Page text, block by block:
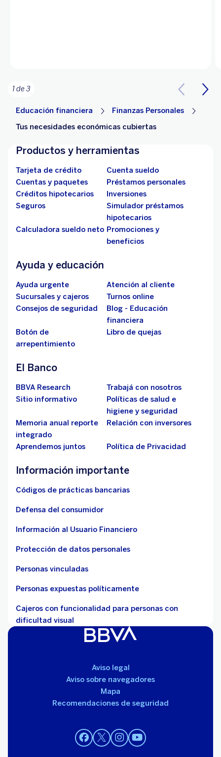
1 de 3
Educación financiera
Finanzas Personales
Tus necesidades económicas cubiertas
Productos y herramientas
Tarjeta de crédito
Cuenta sueldo
Cuentas y paquetes
Préstamos personales
Créditos hipotecarios
Inversiones
Seguros
Simulador préstamos
hipotecarios
Calculadora sueldo neto Promociones y
beneficios
Ayuda y educación
Ayuda urgente
Atención al cliente
Sucursales y cajeros
Turnos online
Consejos de seguridad
Blog - Educación
financiera
Botón de
arrepentimiento
Libro de quejas
El Banco
BBVA Research
Trabajá con nosotros
Sitio informativo
Políticas de salud e
higiene y seguridad
Memoria anual reporte
integrado
Relación con inversores
Aprendemos juntos Política de Privacidad
Información importante
Códigos de prácticas bancarias
Defensa del consumidor
Información al Usuario Financiero
Protección de datos personales
Personas vinculadas
Personas expuestas políticamente
Cajeros con funcionalidad para personas con
dificultad visual
Aviso legal
Aviso sobre navegadores
Mapa
Recomendaciones de seguridad